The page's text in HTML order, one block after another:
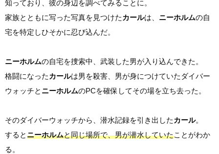
知っており、彼の身辺を調べてみることに。
家族とともに写った写真を見つけた カールは、 ニーホルムの自
宅を特定しひそかに忍び込んだ。
ニーホルムの自宅を捜索中、武装した男が入り込んできた。
格闘になった カールは男を殺害、男が身につけていたダイバー
ウォッチと ニーホルムのPCを確保してその場を立ち去った。
そのダイバーウォッチから、潜水記録を引き出した カール。
するとニーホルムと同じ場所で、男が潜水していたことがわか
る。